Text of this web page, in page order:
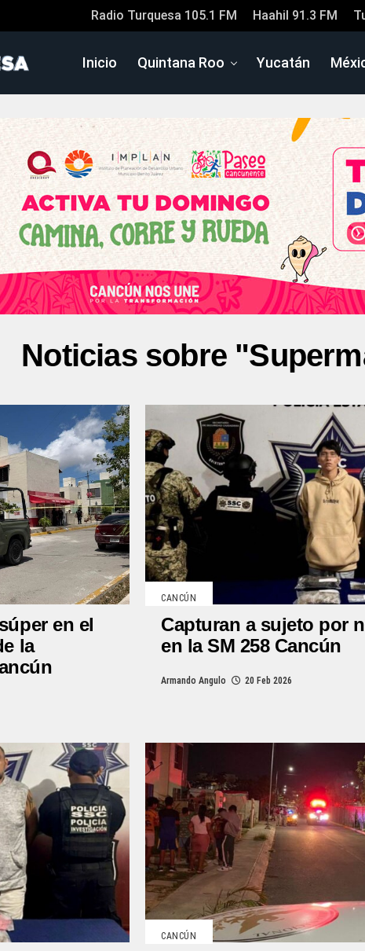
Radio Turquesa 105.1 FM Haahil 91.3 FM
Inicio Quintana Roo Yucatán
Noticias sobre
en el
la
CANCÚN
Capturan a sujeto por
en la SM 258 Cancún
Armando Angulo 20 Feb 2026
CANCÚN